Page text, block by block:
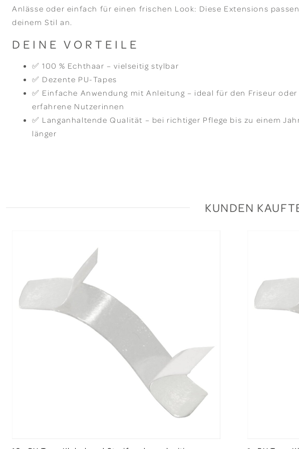
Anlässe oder einfach für einen frischen Look: Diese Extensions
deinem Stil an.
DEINE VORTEILE
✅ 100 % Echthaar – vielseitig stylbar
✅ Dezente PU-Tapes
✅ Einfache Anwendung mit Anleitung – ideal für den Friseur oder
erfahrene Nutzerinnen
✅ Langanhaltende Qualität – bei richtiger Pflege bis zu einem
länger
KUNDEN